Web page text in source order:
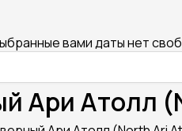
вами даты нет
Ари Атолл